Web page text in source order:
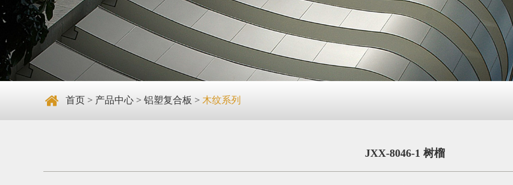
首页 > 产品中心 > 铝塑复合板 > 木纹系列
JXX-8046-1 树榴